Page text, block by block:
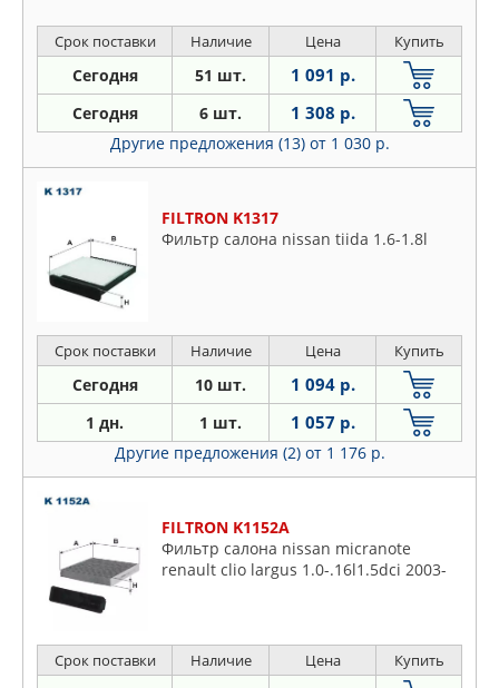
Срок поставки Наличие Цена Купить
Сегодня 51 шт. 1 091 р.
Сегодня 6 шт. 1 308 р.
Другие предложения (13) от 1 030 р.
FILTRON K1317
Фильтр салона nissan tiida 1.6-1.8l
Срок поставки Наличие Цена Купить
Сегодня 10 шт. 1 094 р.
1 дн. 1 шт. 1 057 р.
Другие предложения (2) от 1 176 р.
FILTRON K1152A
Фильтр салона nissan micranote
renault clio largus 1.0-.16l1.5dci 2003-
Срок поставки Наличие Цена Купить